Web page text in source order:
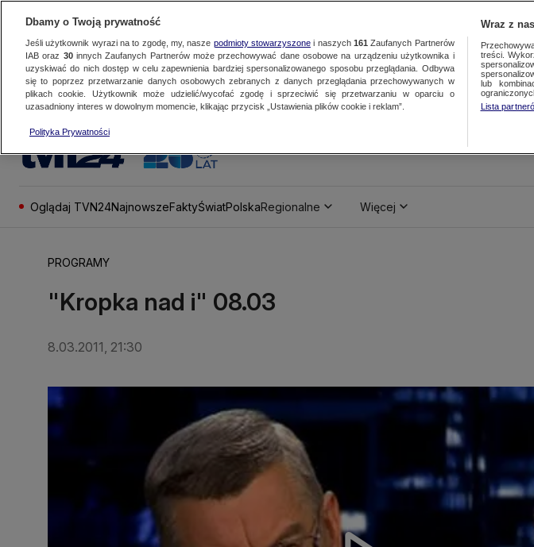
Oglądaj TVN24NajnowszeFaktyŚwiatPolskaRegionalne Więcej
PROGRAMY
"Kropka nad i" 08.03
8.03.2011, 21:30
Dbamy o Twoją prywatność
Jeśli użytkownik wyrazi na to zgodę, my, nasze podmioty stowarzyszonei naszych 161 Zaufanych Partnerów
IAB oraz 30innych Zaufanych Partnerów może przechowywać dane osobowe na urządzeniu użytkownika i
uzyskiwać do nich dostęp w celu zapewnienia bardziej spersonalizowanego sposobu przeglądania. Odbywa
się to poprzez przetwarzanie danych osobowych zebranych z danych przeglądania przechowywanych w
plikach cookie. Użytkownik może udzielić/wycofać zgodę i sprzeciwić się przetwarzaniu w oparciu o
uzasadniony interes w dowolnym momencie, klikając przycisk „Ustawienia plików cookie i reklam”.
Polityka Prywatności
Wraz z
treści.
lub
Lista